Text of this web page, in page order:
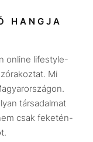
HANGJA
online lifestyle-
Mi
társadalmat
csak feketén-